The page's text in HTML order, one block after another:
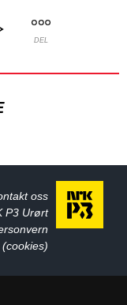
DEL
oss
P3 Urørt